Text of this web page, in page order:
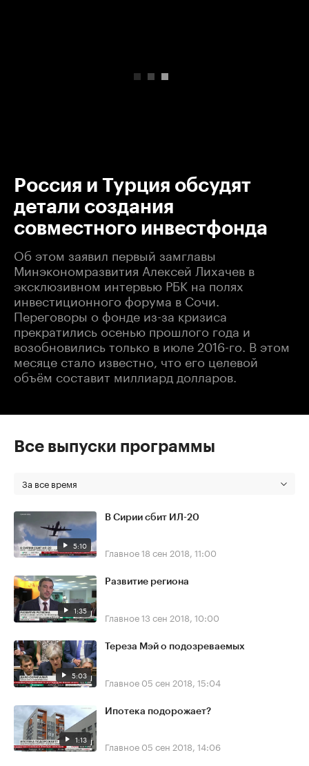
Россия и Турция обсудят
детали создания
совместного инвестфонда
Об этом заявил первый замглавы
Минэкономразвития Алексей Лихачев в
эксклюзивном интервью РБК на полях
инвестиционного форума в Сочи.
Переговоры о фонде из-за кризиса
прекратились осенью прошлого года и
возобновились только в июле 2016-го. В этом
месяце стало известно, что его целевой
объём составит миллиард долларов.
Все выпуски программы
За все время
5:10
В Сирии сбит ИЛ-20
Главное18 сен 2018, 11:00
1:35
Развитие региона
Главное13 сен 2018, 10:00
5:03
Тереза Мэй о подозреваемых
Главное 05 сен 2018, 15:04
1:13
Ипотека подорожает?
Главное 05 сен 2018, 14:06